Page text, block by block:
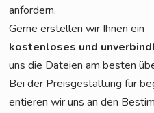
anfordern.
Ger­ne erstel­len wir Ihnen ein
kos­ten­lo­ses und
uns die Datei­en am bes­ten
Bei der Preis­ge­stal­tung für
en­tie­ren wir uns an den